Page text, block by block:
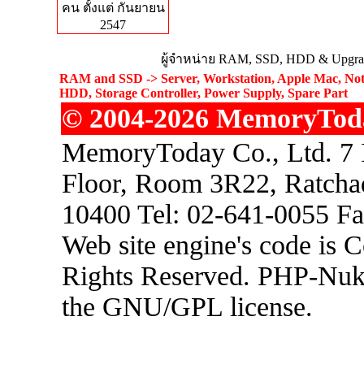
คน ตั้งแต่ กันยายน
2547
ผู้จำหน่าย RAM, SSD, HDD &
RAM and SSD -> Server, Workstation, Apple Mac,
HDD, Storage Controller, Power Supply, Spare Part
© 2004-2026
MemoryToday Co., Ltd.
Floor, Room 3R22,
10400 Tel: 02-641-0055
Web site engine's code is
Rights Reserved. PHP-
the GNU/GPL license.